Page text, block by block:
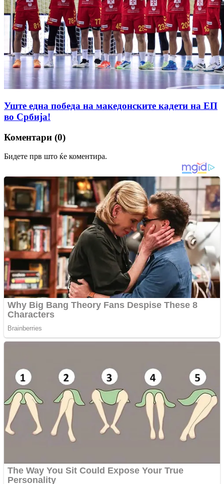
Уште една победа на македонските кадети на ЕП
во Србија!
Коментари (0)
Бидете прв што ќе коментира.